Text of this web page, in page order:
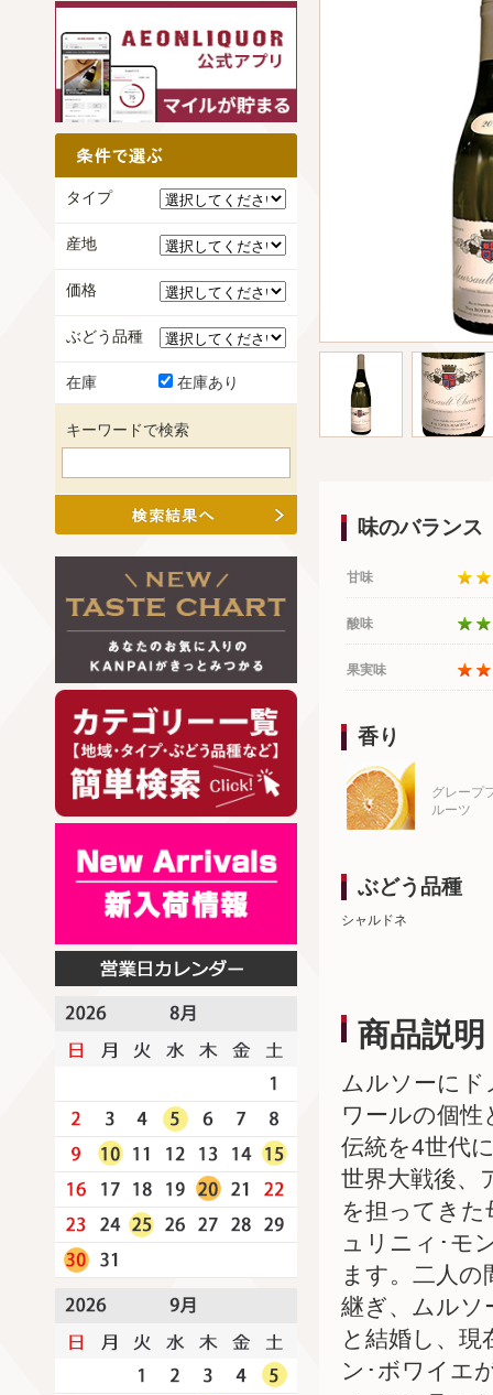
味のバランス
甘味
酸味
果実味
香り
グレープ
ルーツ
ぶどう品種
シャルドネ
商品説明
ムルソーに
ワールの個性
伝統を4世代
世界大戦後、
を担ってき
ュリニィ･モ
ます。二人
継ぎ、ムルソ
と結婚し、
ン･ボワイエ
タイプ
産地
価格
ぶどう品種
在庫 在庫あり
キーワードで検索